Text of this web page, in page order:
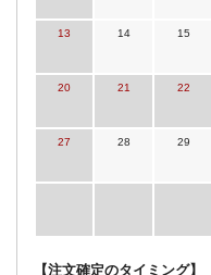
13 14 15
20 21 22
27 28 29
【注文確定のタイミング】